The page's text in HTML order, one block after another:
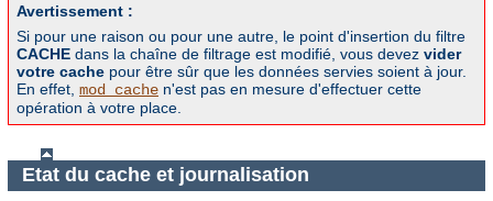
Avertissement :
Si pour une raison ou pour une autre, le point d'insertion du filtre
CACHE dans la chaîne de filtrage est modifié, vous devez vider
votre cache pour être sûr que les données servies soient à jour.
En effet, mod_cache n'est pas en mesure d'effectuer cette
opération à votre place.
Etat du cache et journalisation